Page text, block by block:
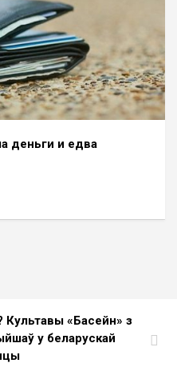
деньги и едва
Культавы «Басейн» з
у беларускай